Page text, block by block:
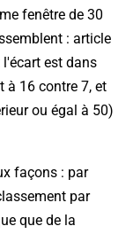
fenêtre de 30
: article
est dans
à 16 contre 7, et
ou égal à 50)
façons : par
par
que de la